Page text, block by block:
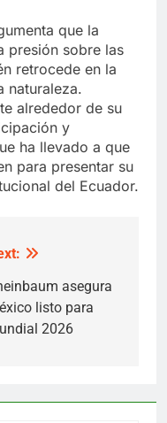
que la
presión sobre las
retrocede en la
naturaleza.
alrededor de su
y
ha llevado a que
para presentar su
del Ecuador.
asegura
listo para
2026